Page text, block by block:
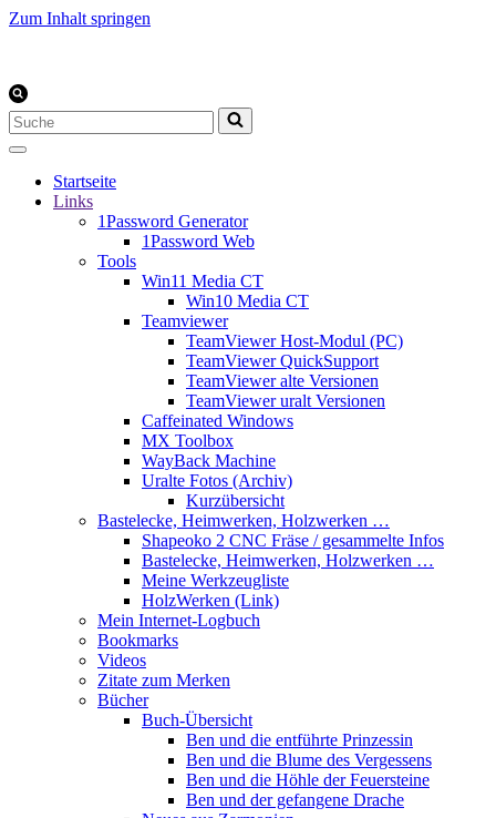
Zum Inhalt springen
Suchen
nach …
Startseite
Links
1Password Generator
1Password Web
Tools
Win11 Media CT
Win10 Media CT
Teamviewer
TeamViewer Host-Modul (PC)
TeamViewer QuickSupport
TeamViewer alte Versionen
TeamViewer uralt Versionen
Caffeinated Windows
MX Toolbox
WayBack Machine
Uralte Fotos (Archiv)
Kurzübersicht
Bastelecke, Heimwerken, Holzwerken …
Shapeoko 2 CNC Fräse / gesammelte Infos
Bastelecke, Heimwerken, Holzwerken …
Meine Werkzeugliste
HolzWerken (Link)
Mein Internet-Logbuch
Bookmarks
Videos
Zitate zum Merken
Bücher
Buch-Übersicht
Ben und die entführte Prinzessin
Ben und die Blume des Vergessens
Ben und die Höhle der Feuersteine
Ben und der gefangene Drache